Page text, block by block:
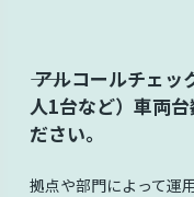
⸺ アルコールチェ
人1台など）車両
ださい。
拠点や部門によって運